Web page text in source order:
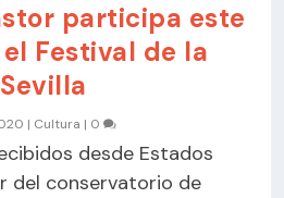
participa este
Festival de la
| Cultura | 0
desde Estados
del conservatorio de